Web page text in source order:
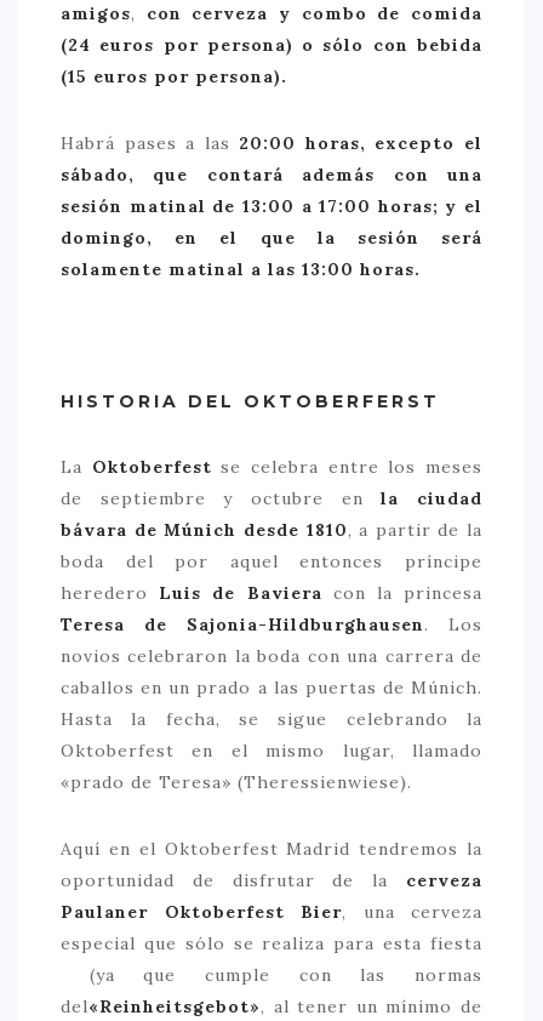
amigos, con cerveza y combo de comida
(24 euros por persona) o sólo con bebida
(15 euros por persona).
Habrá pases a las 20:00 horas, excepto el
sábado, que contará además con una
sesión matinal de 13:00 a 17:00 horas; y el
domingo, en el que la sesión será
solamente matinal a las 13:00 horas.
HISTORIA DEL OKTOBERFERST
La Oktoberfest se celebra entre los meses
de septiembre y octubre enla ciudad
bávara de Múnich desde 1810, a partir de la
boda del por aquel entonces príncipe
heredero Luis de Baviera con la princesa
Teresa de Sajonia-Hildburghausen. Los
novios celebraron la boda con una carrera de
caballos en un prado a las puertas de Múnich.
Hasta la fecha, se sigue celebrando la
Oktoberfest en el mismo lugar, llamado
«prado de Teresa» (Theressienwiese).
Aquí en el Oktoberfest Madrid tendremos la
oportunidad de disfrutar de la cerveza
Paulaner Oktoberfest Bier, una cerveza
especial que sólo se realiza para esta fiesta
(ya que cumple con las normas
del«Reinheitsgebot», al tener un mínimo de